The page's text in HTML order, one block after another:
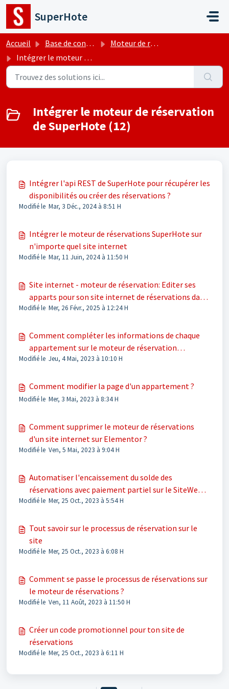
Passer au contenu principal
SuperHote
Accueil Base de connaissances
Moteur de réservation - Site internet
Intégrer le moteur de réservation de SuperHote
Intégrer le moteur de réservation
de SuperHote (12)
Intégrer l'api REST de SuperHote pour récupérer les
disponibilités ou créer des réservations ?
Modifié le Mar, 3 Déc., 2024 à 8:51 H
Intégrer le moteur de réservations SuperHote sur
n'importe quel site internet
Modifié le Mar, 11 Juin, 2024 à 11:50 H
Site internet - moteur de réservation: Editer ses
apparts pour son site internet de réservations dans
SuperHote (télécharger les photos, textes et GPS)
Modifié le Mer, 26 Févr., 2025 à 12:24 H
Comment compléter les informations de chaque
appartement sur le moteur de réservation
SuperHote
Modifié le Jeu, 4 Mai, 2023 à 10:10 H
Comment modifier la page d'un appartement ?
Modifié le Mer, 3 Mai, 2023 à 8:34 H
Comment supprimer le moteur de réservations
d'un site internet sur Elementor ?
Modifié le Ven, 5 Mai, 2023 à 9:04 H
Automatiser l'encaissement du solde des
réservations avec paiement partiel sur le SiteWeb
(moteur de réservation SH)
Modifié le Mer, 25 Oct., 2023 à 5:54 H
Tout savoir sur le processus de réservation sur le
site
Modifié le Mer, 25 Oct., 2023 à 6:08 H
Comment se passe le processus de réservations sur
le moteur de réservations ?
Modifié le Ven, 11 Août, 2023 à 11:50 H
Créer un code promotionnel pour ton site de
réservations
Modifié le Mer, 25 Oct., 2023 à 6:11 H